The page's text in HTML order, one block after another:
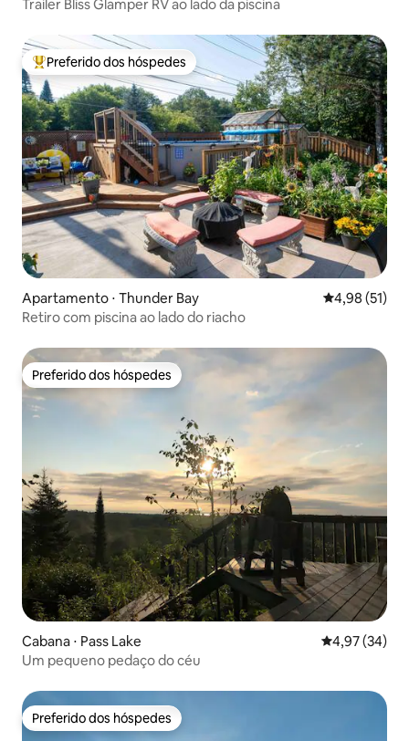
Trailer Bliss Glamper RV ao lado da piscina
Entre os melhores preferidos dos hóspedes
Preferido dos hóspedes
Apartamento ⋅ Thunder Bay 4,98 de uma
4,98 (51)
Retiro com piscina ao lado do riacho
Preferido dos hóspedes
Preferido dos hóspedes
Cabana ⋅ Pass Lake 4,97 de uma
4,97 (34)
Um pequeno pedaço do céu
Preferido dos hóspedes
Preferido dos hóspedes